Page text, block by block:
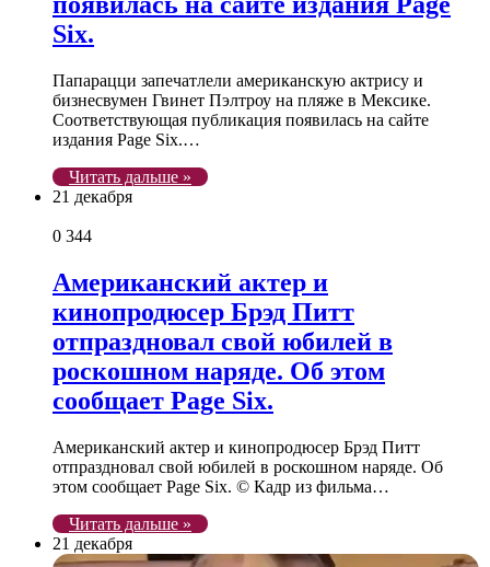
Six.
Папарацци запечатлели американскую актрису и
бизнесвумен Гвинет Пэлтроу на пляже в Мексике.
Соответствующая публикация появилась на сайте
издания Page Six.…
Читать дальше »
21 декабря
0 344
Американский актер и
кинопродюсер Брэд Питт
отпраздновал свой юбилей в
роскошном наряде. Об этом
сообщает Page Six.
Американский актер и кинопродюсер Брэд Питт
отпраздновал свой юбилей в роскошном наряде. Об
этом сообщает Page Six. © Кадр из фильма…
Читать дальше »
21 декабря